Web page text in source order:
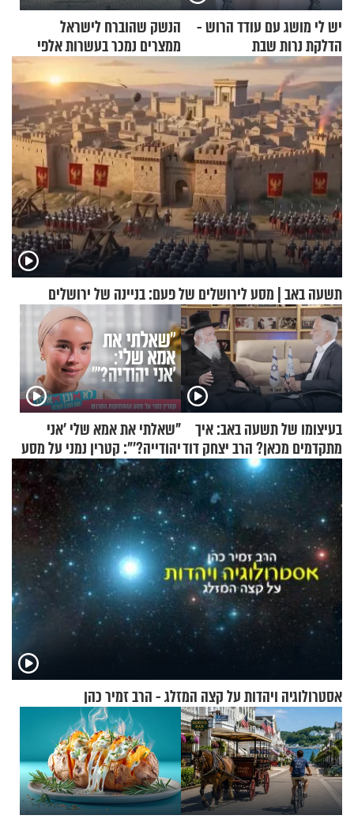
יש לי מושג עם עודד הרוש -
הדלקת נרות שבת
הנשק שהוברח לישראל
ממצרים נמכר בעשרות אלפי
שקלים
תשעה באב | מסע לירושלים של פעם: בניינה של ירושלים
בעיצומו של תשעה באב: איך
מתקדמים מכאן? הרב יצחק דוד
גרוסמן בשיחה מיוחדת
"שאלתי את אמא שלי 'אני
יהודייה?'": קטרין נמני על מסע
ההתחזקות המרגש
אסטרולוגיה ויהדות על קצה המזלג - הרב זמיר כהן